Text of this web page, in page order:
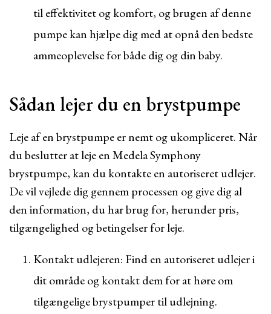
til effektivitet og komfort, og brugen af denne
pumpe kan hjælpe dig med at opnå den bedste
ammeoplevelse for både dig og din baby.
Sådan lejer du en brystpumpe
Leje af en brystpumpe er nemt og ukompliceret. Når
du beslutter at leje en Medela Symphony
brystpumpe, kan du kontakte en autoriseret udlejer.
De vil vejlede dig gennem processen og give dig al
den information, du har brug for, herunder pris,
tilgængelighed og betingelser for leje.
Kontakt udlejeren: Find en autoriseret udlejer i
dit område og kontakt dem for at høre om
tilgængelige brystpumper til udlejning.